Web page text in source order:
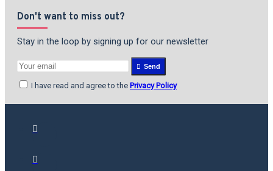
Don't want to miss out?
Stay in the loop by signing up for our newsletter
Send
I have read and agree to the Privacy Policy